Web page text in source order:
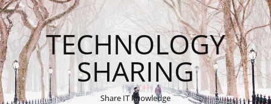
TECHNOLOGY
SHARING
Share IT knowledge